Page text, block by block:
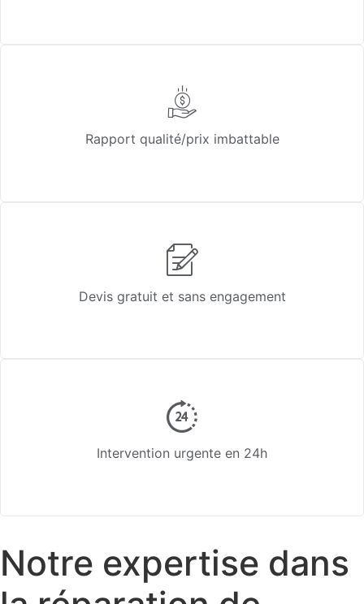
Rapport qualité/prix imbattable
Devis gratuit et sans engagement
Intervention urgente en 24h
Notre expertise dans